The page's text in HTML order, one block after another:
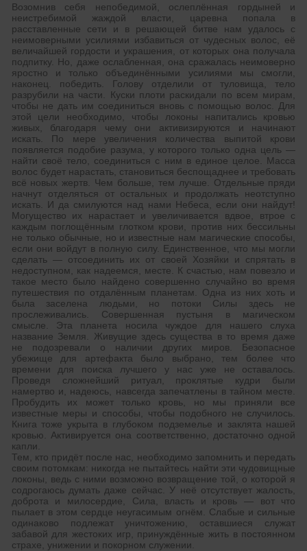
Возомнив себя непобедимой, ослеплённая гордыней и
неистребимой жаждой власти, царевна попала в
расставленные сети и в решающей битве нам удалось с
неимоверными усилиями избавиться от чудесных волос, её
величайшей гордости и украшения, от которых она получала
подпитку. Но, даже ослабленная, она сражалась неимоверно
яростно и только объединёнными усилиями мы смогли,
наконец. победить. Голову отделили от туловища, тело
разрубили на части. Куски плоти раскидали по всем мирам,
чтобы не дать им соединиться вновь с помощью волос. Для
этой цели необходимо, чтобы локоны напитались кровью
живых, благодаря чему они активизируются и начинают
искать. По мере увеличения количества выпитой крови
появляется подобие разума, у которого только одна цель —
найти своё тело, соединиться с ним в единое целое. Масса
волос будет нарастать, становиться беспощаднее и требовать
всё новых жертв. Чем больше, тем лучше. Отдельные пряди
начнут отделяться от остальных и продолжать неотступно
искать. И да смилуются над нами Небеса, если они найдут!
Могущество их нарастает и увеличивается вдвое, втрое с
каждым поглощённым глотком крови, против них бессильны
не только обычные, но и известные нам магические способы,
если они войдут в полную силу. Единственное, что мы могли
сделать — отсоединить их от своей Хозяйки и спрятать в
недоступном, как надеемся, месте. К счастью, нам повезло и
такое место было найдено совершенно случайно во время
путешествия по отдалённым планетам. Одна из них хоть и
была заселена людьми, но потоки Силы здесь не
прослеживались. Совершенная пустыня в магическом
смысле. Эта планета носила чуждое для нашего слуха
название Земля. Живущие здесь существа в то время даже
не подозревали о наличии других миров. Безопасное
убежище для артефакта было выбрано, тем более что
времени для поиска лучшего у нас уже не оставалось.
Проведя сложнейший ритуал, проклятые кудри были
намертво и, надеюсь, навсегда запечатлены в тайном месте.
Пробудить их может только кровь, но мы приняли все
известные меры и способы, чтобы подобного не случилось.
Книга тоже укрыта в глубоком подземелье и заклята нашей
кровью. Активируется она соответственно, достаточно одной
капли.
Тем, кто придёт после нас, необходимо запомнить и передать
своим потомкам: никогда не пытайтесь найти эти чудовищные
локоны, ведь с ними возможно возвращение той, о которой я
содрогаюсь думать даже сейчас. У неё отсутствует жалость,
доброта и милосердие, Сила, власть и кровь — вот что
пылает в этом сердце неугасимым огнём. Слабые и сильные
одинаково подлежат уничтожению, оставшиеся служат
забавой для жестоких игр, принуждённые жить в постоянном
страхе, унижении и покорном служении.